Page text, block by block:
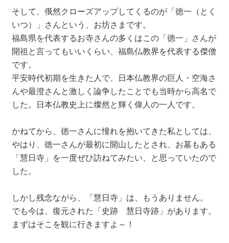
そして、俄然クローズアップしてくるのが「徳一（とく
いつ）」さんという、お坊さまです。
福島県を代表するお寺さんの多くはこの「徳一」さんが
開祖と言ってもいいくらい、福島仏教界を代表する傑僧
です。
平安時代初期を生きた人で、日本仏教界の巨人・空海さ
んや最澄さんと激しく論争したことでも当時から高名で
した。日本仏教史上に燦然と輝く偉人の一人です。
かねてから、徳一さんに憧れを抱いてきた私としては、
やはり、徳一さんが最初に開山したとされ、お墓もある
「慧日寺」を一度ぜひ訪ねてみたい、と思っていたので
した。
しかし残念ながら、「慧日寺」は、もうありません。
でも今は、復元された「史跡 慧日寺跡」があります。
まずはそこを観に行きますよ～！